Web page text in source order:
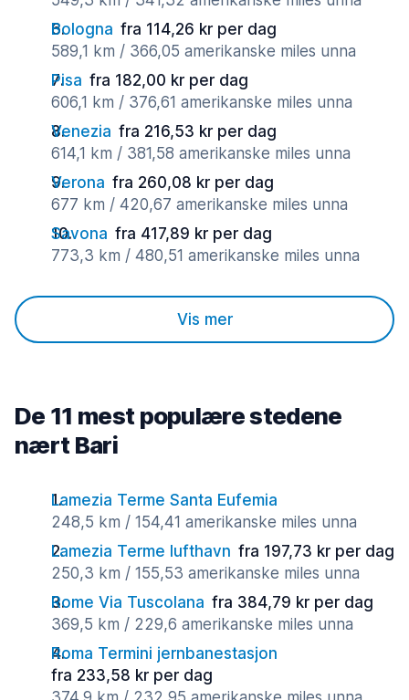
Bologna fra 114,26 kr per dag
589,1 km / 366,05 amerikanske miles unna
Pisa fra 182,00 kr per dag
606,1 km / 376,61 amerikanske miles unna
Venezia fra 216,53 kr per dag
614,1 km / 381,58 amerikanske miles unna
Verona fra 260,08 kr per dag
677 km / 420,67 amerikanske miles unna
Savona fra 417,89 kr per dag
773,3 km / 480,51 amerikanske miles unna
Vis mer
De 11 mest populære stedene
nært Bari
Lamezia Terme Santa Eufemia
248,5 km / 154,41 amerikanske miles unna
Lamezia Terme lufthavn fra 197,73 kr per dag
250,3 km / 155,53 amerikanske miles unna
Rome Via Tuscolana fra 384,79 kr per dag
369,5 km / 229,6 amerikanske miles unna
Roma Termini jernbanestasjon
fra 233,58 kr per dag